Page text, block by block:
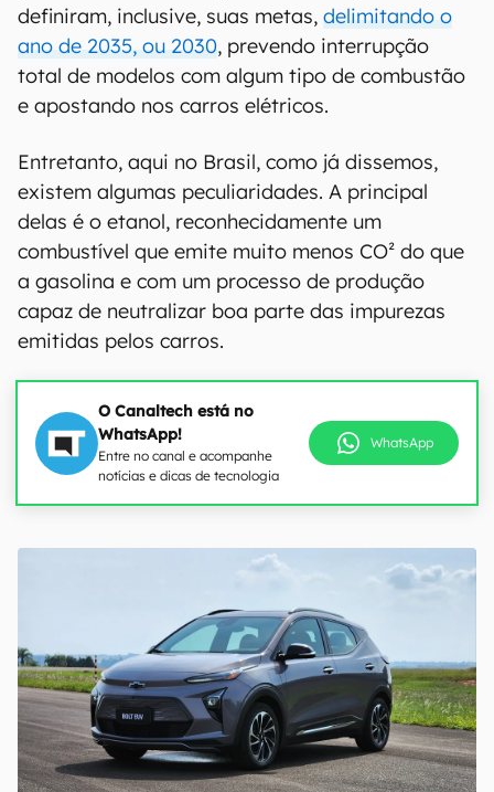
definiram, inclusive, suas metas, delimitando o
ano de 2035, ou 2030, prevendo interrupção
total de modelos com algum tipo de combustão
e apostando nos carros elétricos.
Entretanto, aqui no Brasil, como já dissemos,
existem algumas peculiaridades. A principal
delas é o etanol, reconhecidamente um
combustível que emite muito menos CO² do que
a gasolina e com um processo de produção
capaz de neutralizar boa parte das impurezas
emitidas pelos carros.
O Canaltech está no
WhatsApp!
Entre no canal e acompanhe
notícias e dicas de tecnologia
WhatsApp